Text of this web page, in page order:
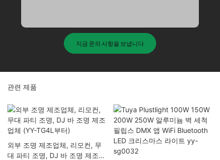
지금 문의 사항을 보냅니다
관련 제품
외부 조명 제조업체, 리모컨, 무
대 파티 조명, DJ 바 조명 제조업